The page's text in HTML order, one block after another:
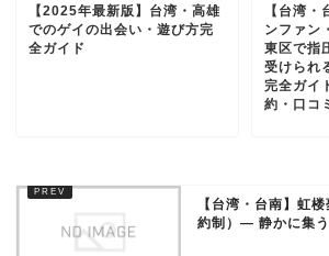
【2025年最新版】台湾・高雄
でのゲイの出会い・遊び方完
全ガイド
【台湾
ンファン
東区で指
受けられ
完全ガイ
約・口コ
【台湾・台南】虹
約制）— 静かに集